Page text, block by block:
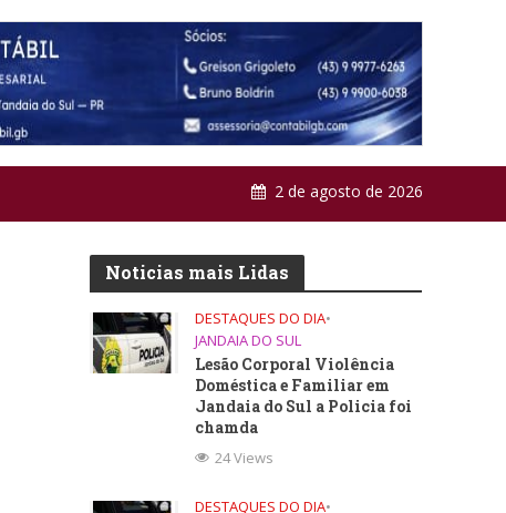
2 de agosto de 2026
Noticias mais Lidas
DESTAQUES DO DIA•
JANDAIA DO SUL
Lesão Corporal Violência
Doméstica e Familiar em
Jandaia do Sul a Policia foi
chamda
24 Views
DESTAQUES DO DIA•